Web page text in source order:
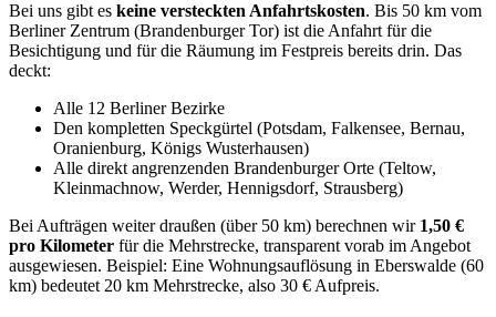
Bei uns gibt es keine versteckten Anfahrtskosten. Bis 50 km vom
Berliner Zentrum (Brandenburger Tor) ist die Anfahrt für die
Besichtigung und für die Räumung im Festpreis bereits drin. Das
deckt:
Alle 12 Berliner Bezirke
Den kompletten Speckgürtel (Potsdam, Falkensee, Bernau,
Oranienburg, Königs Wusterhausen)
Alle direkt angrenzenden Brandenburger Orte (Teltow,
Kleinmachnow, Werder, Hennigsdorf, Strausberg)
Bei Aufträgen weiter draußen (über 50 km) berechnen wir 1,50 €
pro Kilometer für die Mehrstrecke, transparent vorab im Angebot
ausgewiesen. Beispiel: Eine Wohnungsauflösung in Eberswalde (60
km) bedeutet 20 km Mehrstrecke, also 30 € Aufpreis.